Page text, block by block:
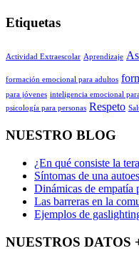
Etiquetas
Actividad Extraescolar Aprendizaje
formación emocional para adultos
para jóvenes inteligencia emocional
psicología para personas Respeto
NUESTRO BLOG
¿En qué consiste la
Síntomas de una
Dinámicas de empatía
Las barreras en la
Ejemplos de
NUESTROS DATOS